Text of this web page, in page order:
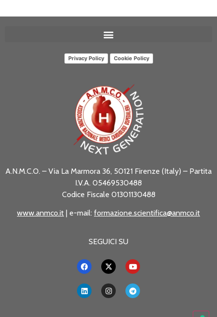
Privacy Policy Cookie Policy
A.N.M.C.O. – Via La Marmora 36, 50121 Firenze (Italy) – Partita
I.V.A. 05469530488
Codice Fiscale 01301130488
www.anmco.it | e-mail: formazione.scientifica@anmco.it
SEGUICI SU